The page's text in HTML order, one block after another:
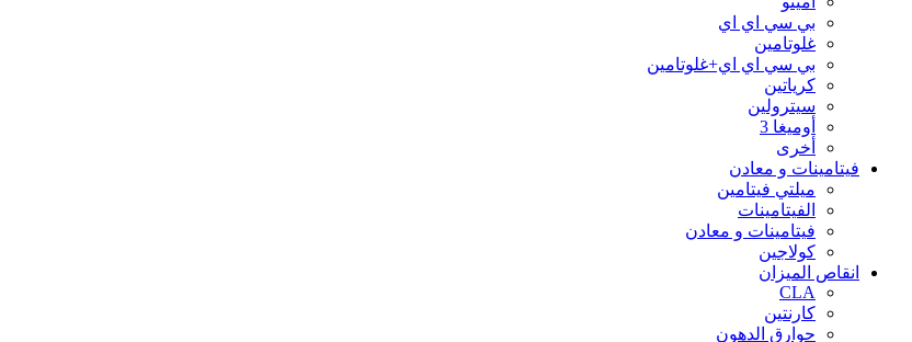
بي سي اي اي
غلوتامين
بي سي اي اي+غلوتامين
كرياتين
سيترولين
أوميغا 3
أخرى
فيتامينات و معادن
ميلتي فيتامين
الفيتامينات
فيتامينات و معادن
كولاجين
انقاص الميزان
CLA
كارنتين
حوارق الدهون